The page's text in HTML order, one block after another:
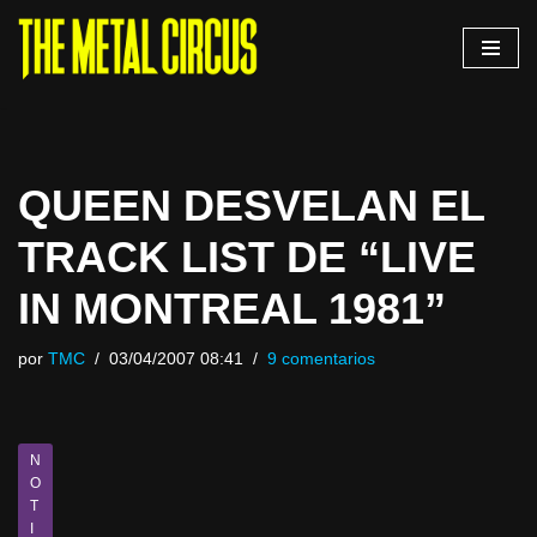
Saltar
QUEEN DESVELAN EL
TRACK LIST DE “LIVE
IN MONTREAL 1981”
por TMC 03/04/2007 08:41 9 comentarios
N
O
T
I